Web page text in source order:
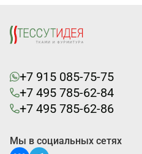
+7 915 085-75-75
+7 495 785-62-84
+7 495 785-62-86
Мы в социальных сетях